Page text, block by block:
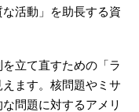
活動」を助長する資
立て直すための「ラ
ます。核問題やミサ
問題に対するアメリ